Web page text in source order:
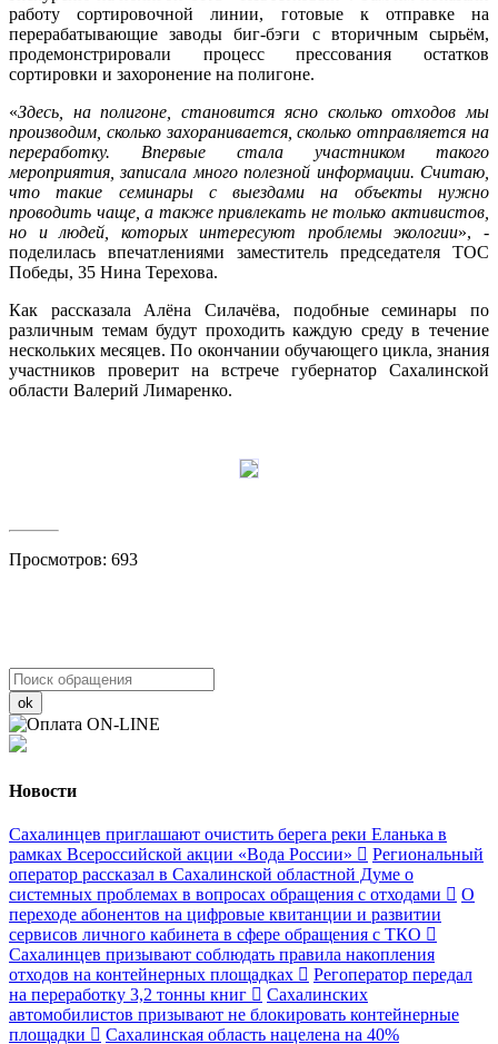
работу сортировочной линии, готовые к отправке на
перерабатывающие заводы биг-бэги с вторичным сырьём,
продемонстрировали процесс прессования остатков
сортировки и захоронение на полигоне.
«Здесь, на полигоне, становится ясно сколько отходов мы
производим, сколько захоранивается, сколько отправляется на
переработку. Впервые стала участником такого
мероприятия, записала много полезной информации. Считаю,
что такие семинары с выездами на объекты нужно
проводить чаще, а также привлекать не только активистов,
но и людей, которых интересуют проблемы экологии», -
поделилась впечатлениями заместитель председателя ТОС
Победы, 35 Нина Терехова.
Как рассказала Алёна Силачёва, подобные семинары по
различным темам будут проходить каждую среду в течение
нескольких месяцев. По окончании обучающего цикла, знания
участников проверит на встрече губернатор Сахалинской
области Валерий Лимаренко.
Просмотров: 693
ok
Новости
Сахалинцев приглашают очистить берега реки Еланька в
рамках Всероссийской акции «Вода России»
Региональный
оператор рассказал в Сахалинской областной Думе о
системных проблемах в вопросах обращения с отходами
О
переходе абонентов на цифровые квитанции и развитии
сервисов личного кабинета в сфере обращения с ТКО
Сахалинцев призывают соблюдать правила накопления
отходов на контейнерных площадках
Регоператор передал
на переработку 3,2 тонны книг
Сахалинских
автомобилистов призывают не блокировать контейнерные
площадки
Сахалинская область нацелена на 40%